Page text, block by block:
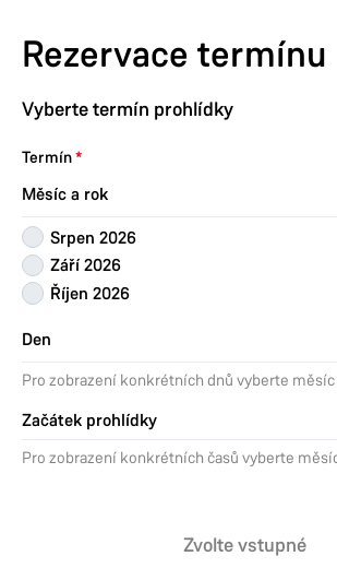
Rezervace termínu
Vyberte termín prohlídky
Termín
Měsíc a rok
Srpen 2026
Září 2026
Říjen 2026
Den
Pro zobrazení konkrétních dnů vyberte měsíc
Začátek prohlídky
Pro zobrazení konkrétních časů vyberte
Zvolte vstupné